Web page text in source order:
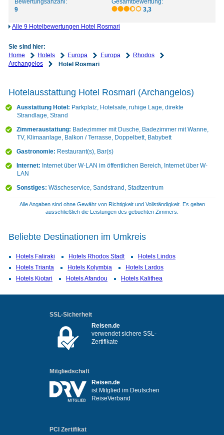
9
3,3
Alle 9 Hotelbewertungen Hotel Rosmari
Sie sind hier:
Home
Hotels Europa Europa
Rhodos
Archangelos
Hotel Rosmari
Hotelausstattung Hotel Rosmari (Archangelos)
Ausstattung Hotel: Parkplatz, Hotelsafe, ruhige Lage, direkte
Strandlage, Strand
Zimmeraustattung: Badezimmer mit Dusche, Badezimmer mit Wanne,
TV, Klimaanlage, Balkon / Terrasse, Doppelbett, Babybett
Gastronomie: Restaurant(s), Bar(s)
Internet: Internet über W-LAN im öffentlichen Bereich, Internet über W-
LAN
Sonstiges: Wäscheservice, Sandstrand, Stadtzentrum
Alle Angaben sind ohne Gewähr von Richtigkeit und Vollständigkeit. Es gelten
ausschließlich die Leistungen des gebuchten Zimmers.
Beliebte Destinationen im Umkreis
Hotels Faliraki Hotels Rhodos Stadt
Hotels Lindos
Hotels Trianta
Hotels Kolymbia
Hotels Lardos
Hotels Kiotari
Hotels Afandou Hotels Kalithea
SSL-Sicherheit
Reisen.de
verwendet sichere SSL-
Zertifikate
Mitgliedschaft
Reisen.de
ist Mitglied im Deutschen
ReiseVerband
PCI Zertifikat